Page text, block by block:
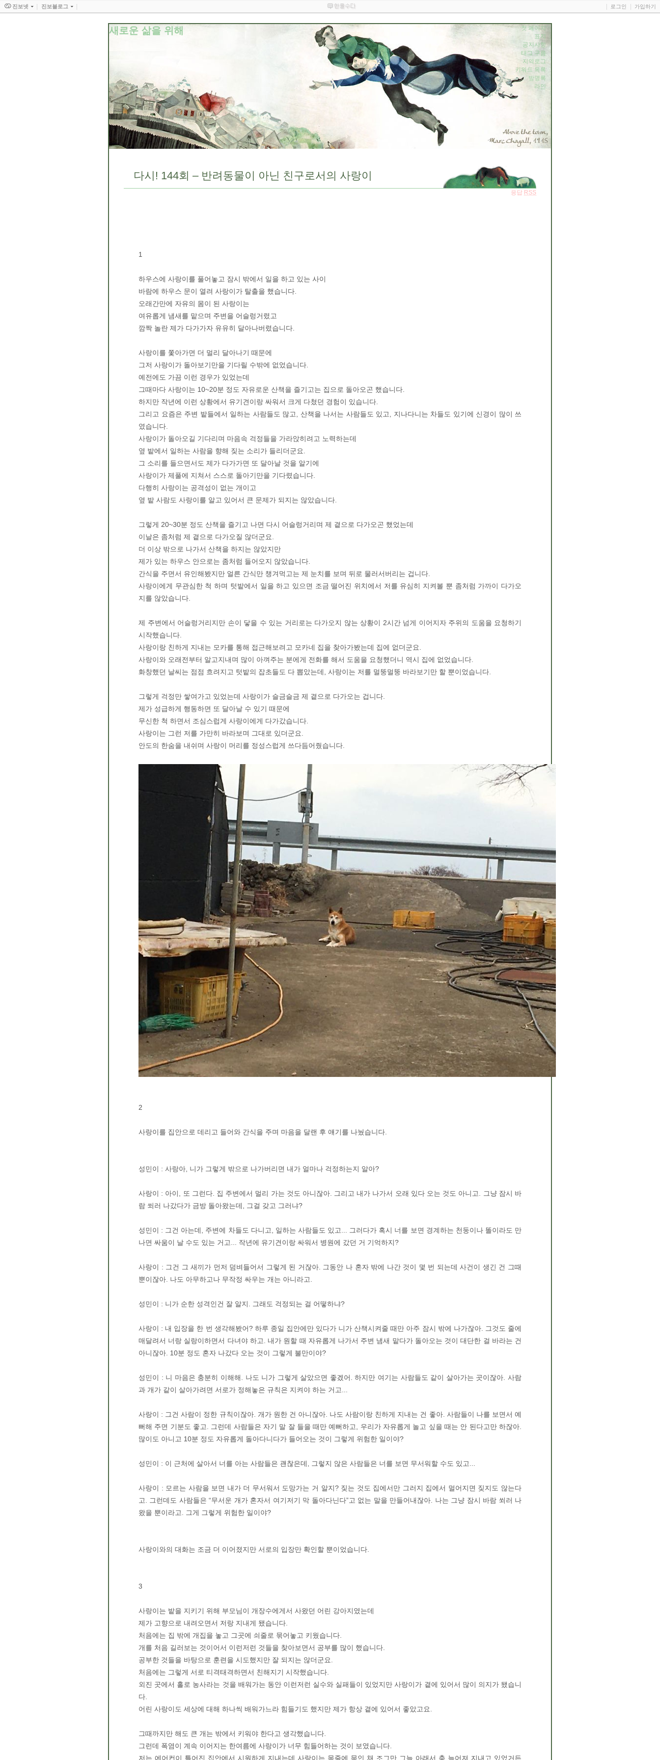
새로운 삶을 위해
첫 페이지
표지
공지사항
태그 구름
지역로그
키워드 목록
방명록
라인
다시! 144회 – 반려동물이 아닌 친구로서의 사랑이
응답 RSS
1
하우스에 사랑이를 풀어놓고 잠시 밖에서 일을 하고 있는 사이
바람에 하우스 문이 열려 사랑이가 탈출을 했습니다.
오래간만에 자유의 몸이 된 사랑이는
여유롭게 냄새를 맡으며 주변을 어슬렁거렸고
깜짝 놀란 제가 다가가자 유유히 달아나버렸습니다.
사랑이를 쫓아가면 더 멀리 달아나기 때문에
그저 사랑이가 돌아보기만을 기다릴 수밖에 없었습니다.
예전에도 가끔 이런 경우가 있었는데
그때마다 사랑이는 10~20분 정도 자유로운 산책을 즐기고는 집으로 돌아오곤 했습니다.
하지만 작년에 이런 상황에서 유기견이랑 싸워서 크게 다쳤던 경험이 있습니다.
그리고 요즘은 주변 밭들에서 일하는 사람들도 많고, 산책을 나서는 사람들도 있고, 지나다니는 차들도 있기에 신경이 많이 쓰
였습니다.
사랑이가 돌아오길 기다리며 마음속 걱정들을 가라앉히려고 노력하는데
옆 밭에서 일하는 사람을 향해 짖는 소리가 들리더군요.
그 소리를 들으면서도 제가 다가가면 또 달아날 것을 알기에
사랑이가 제풀에 지쳐서 스스로 돌아기만을 기다렸습니다.
다행히 사랑이는 공격성이 없는 개이고
옆 밭 사람도 사랑이를 알고 있어서 큰 문제가 되지는 않았습니다.
그렇게 20~30분 정도 산책을 즐기고 나면 다시 어슬렁거리며 제 곁으로 다가오곤 했었는데
이날은 좀처럼 제 곁으로 다가오질 않더군요.
더 이상 밖으로 나가서 산책을 하지는 않았지만
제가 있는 하우스 안으로는 좀처럼 들어오지 않았습니다.
간식을 주면서 유인해봤지만 얼른 간식만 챙겨먹고는 제 눈치를 보며 뒤로 물러서버리는 겁니다.
사랑이에게 무관심한 척 하며 텃밭에서 일을 하고 있으면 조금 떨어진 위치에서 저를 유심히 지켜볼 뿐 좀처럼 가까이 다가오
지를 않았습니다.
제 주변에서 어슬렁거리지만 손이 닿을 수 있는 거리로는 다가오지 않는 상황이 2시간 넘게 이어지자 주위의 도움을 요청하기
시작했습니다.
사랑이랑 친하게 지내는 모카를 통해 접근해보려고 모카네 집을 찾아가봤는데 집에 없더군요.
사랑이와 오래전부터 알고지내며 많이 아껴주는 분에게 전화를 해서 도움을 요청했더니 역시 집에 없었습니다.
화창했던 날씨는 점점 흐려지고 텃밭의 잡초들도 다 뽑았는데, 사랑이는 저를 멀뚱멀뚱 바라보기만 할 뿐이었습니다.
그렇게 걱정만 쌓여가고 있었는데 사랑이가 슬금슬금 제 곁으로 다가오는 겁니다.
제가 성급하게 행동하면 또 달아날 수 있기 때문에
무신한 척 하면서 조심스럽게 사랑이에게 다가갔습니다.
사랑이는 그런 저를 가만히 바라보며 그대로 있더군요.
안도의 한숨을 내쉬며 사랑이 머리를 정성스럽게 쓰다듬어줬습니다.
2
사랑이를 집안으로 데리고 들어와 간식을 주며 마음을 달랜 후 얘기를 나눴습니다.
성민이 : 사랑아, 니가 그렇게 밖으로 나가버리면 내가 얼마나 걱정하는지 알아?
사랑이 : 아이, 또 그런다. 집 주변에서 멀리 가는 것도 아니잖아. 그리고 내가 나가서 오래 있다 오는 것도 아니고. 그냥 잠시 바
람 쐬러 나갔다가 금방 돌아왔는데, 그걸 갖고 그러냐?
성민이 : 그건 아는데, 주변에 차들도 다니고, 일하는 사람들도 있고... 그러다가 혹시 너를 보면 경계하는 천둥이나 똘이라도 만
나면 싸움이 날 수도 있는 거고... 작년에 유기견이랑 싸워서 병원에 갔던 거 기억하지?
사랑이 : 그건 그 새끼가 먼저 덤벼들어서 그렇게 된 거잖아. 그동안 나 혼자 밖에 나간 것이 몇 번 되는데 사건이 생긴 건 그때
뿐이잖아. 나도 아무하고나 무작정 싸우는 개는 아니라고.
성민이 : 니가 순한 성격인건 잘 알지. 그래도 걱정되는 걸 어떻하냐?
사랑이 : 내 입장을 한 번 생각해봤어? 하루 종일 집안에만 있다가 니가 산책시켜줄 때만 아주 잠시 밖에 나가잖아. 그것도 줄에
매달려서 너랑 실랑이하면서 다녀야 하고. 내가 원할 때 자유롭게 나가서 주변 냄새 맡다가 돌아오는 것이 대단한 걸 바라는 건
아니잖아. 10분 정도 혼자 나갔다 오는 것이 그렇게 불만이야?
성민이 : 니 마음은 충분히 이해해. 나도 니가 그렇게 살았으면 좋겠어. 하지만 여기는 사람들도 같이 살아가는 곳이잖아. 사람
과 개가 같이 살아가려면 서로가 정해놓은 규칙은 지켜야 하는 거고...
사랑이 : 그건 사람이 정한 규칙이잖아. 개가 원한 건 아니잖아. 나도 사람이랑 친하게 지내는 건 좋아. 사람들이 나를 보면서 예
뻐해 주면 기분도 좋고. 그런데 사람들은 자기 말 잘 들을 때만 예뻐하고, 우리가 자유롭게 놀고 싶을 때는 안 된다고만 하잖아.
많이도 아니고 10분 정도 자유롭게 돌아다니다가 들어오는 것이 그렇게 위험한 일이야?
성민이 : 이 근처에 살아서 너를 아는 사람들은 괜찮은데, 그렇지 않은 사람들은 너를 보면 무서워할 수도 있고...
사랑이 : 모르는 사람을 보면 내가 더 무서워서 도망가는 거 알지? 짖는 것도 집에서만 그러지 집에서 멀어지면 짖지도 않는다
고. 그런데도 사람들은 “무서운 개가 혼자서 여기저기 막 돌아다닌다”고 없는 말을 만들어내잖아. 나는 그냥 잠시 바람 쐬러 나
왔을 뿐이라고. 그게 그렇게 위험한 일이야?
사랑이와의 대화는 조금 더 이어졌지만 서로의 입장만 확인할 뿐이었습니다.
3
사랑이는 밭을 지키기 위해 부모님이 개장수에게서 사왔던 어린 강아지였는데
제가 고향으로 내려오면서 저랑 지내게 됐습니다.
처음에는 집 밖에 개집을 놓고 그곳에 쇠줄로 묶어놓고 키웠습니다.
개를 처음 길러보는 것이어서 이런저런 것들을 찾아보면서 공부를 많이 했습니다.
공부한 것들을 바탕으로 훈련을 시도했지만 잘 되지는 않더군요.
처음에는 그렇게 서로 티격태격하면서 친해지기 시작했습니다.
외진 곳에서 홀로 농사라는 것을 배워가는 동안 이런저런 실수와 실패들이 있었지만 사랑이가 곁에 있어서 많이 의지가 됐습니
다.
어린 사랑이도 세상에 대해 하나씩 배워가느라 힘들기도 했지만 제가 항상 곁에 있어서 좋았고요.
그때까지만 해도 큰 개는 밖에서 키워야 한다고 생각했습니다.
그런데 폭염이 계속 이어지는 한여름에 사랑이가 너무 힘들어하는 것이 보였습니다.
저는 에어컨이 틀어진 집안에서 시원하게 지내는데 사랑이는 목줄에 묶인 채 조그만 그늘 아래서 축 늘어져 지내고 있었거든
진보넷 진보블로그 로그인 가입하기